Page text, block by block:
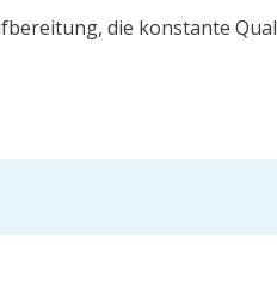
die konstante